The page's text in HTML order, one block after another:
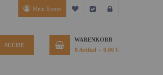
Mein Konto Mein Wunschzettel
Kasse
SUCHE
WARENKORB
0 Artikel 0,00 €